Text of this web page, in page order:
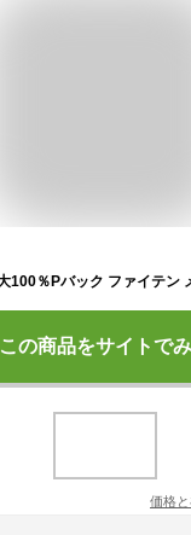
この商品をサイトで
価格